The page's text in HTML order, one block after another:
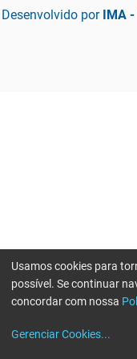
Desenvolvido por IMA
Usamos cookies para
possível. Se continuar
concordar com nossa
Gerenciar Cookies...
Erro ao enviar